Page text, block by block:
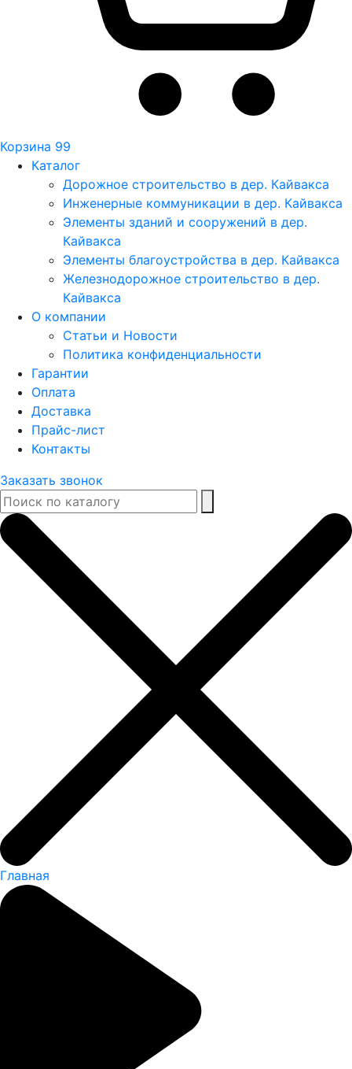
Корзина 99
Каталог
Дорожное строительство в дер. Кайвакса
Инженерные коммуникации в дер. Кайвакса
Элементы зданий и сооружений в дер.
Кайвакса
Элементы благоустройства в дер. Кайвакса
Железнодорожное строительство в дер.
Кайвакса
О компании
Статьи и Новости
Политика конфиденциальности
Гарантии
Оплата
Доставка
Прайс-лист
Контакты
Заказать звонок
Главная